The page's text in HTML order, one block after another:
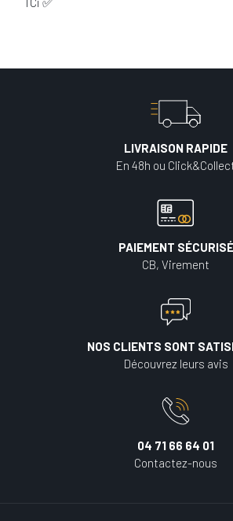
LIVRAISON RAPIDE
En 48h ou
PAIEMENT SÉCURISÉ
CB, Virement
NOS CLIENTS SONT
Découvrez leurs avis
04 71 66 64 01
Contactez-nous